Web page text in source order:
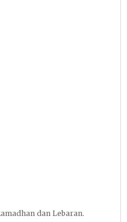
dan Lebaran.